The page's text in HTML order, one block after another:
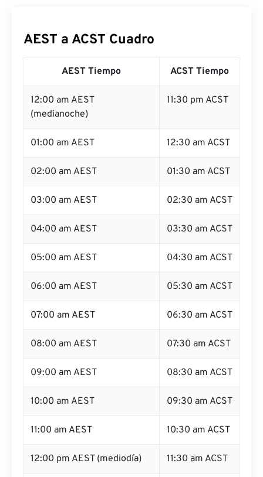
AEST a ACST Cuadro
AEST Tiempo ACST Tiempo
12:00 am AEST
(medianoche)
11:30 pm ACST
01:00 am AEST 12:30 am ACST
02:00 am AEST 01:30 am ACST
03:00 am AEST 02:30 am ACST
04:00 am AEST 03:30 am ACST
05:00 am AEST 04:30 am ACST
06:00 am AEST 05:30 am ACST
07:00 am AEST 06:30 am ACST
08:00 am AEST 07:30 am ACST
09:00 am AEST 08:30 am ACST
10:00 am AEST 09:30 am ACST
11:00 am AEST 10:30 am ACST
12:00 pm AEST (mediodía) 11:30 am ACST